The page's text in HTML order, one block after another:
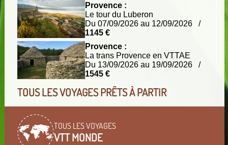
(i) (i)
Provence :
Le tour du Luberon
Du 07/09/2026 au 12/09/2026 /
1145 €
Provence :
La trans Provence en VTTAE
Du 13/09/2026 au 19/09/2026 /
1545 €
TOUS LES VOYAGES PRÊTS À PARTIR
TOUS LES VOYAGES
VTT MONDE